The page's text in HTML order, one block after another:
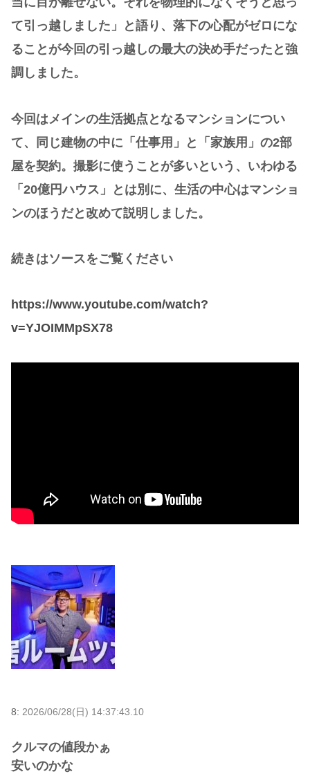
て引っ越しました」と語り、落下の心配がゼロにな
ることが今回の引っ越しの最大の決め手だったと強
調しました。
今回はメインの生活拠点となるマンションについ
て、同じ建物の中に「仕事用」と「家族用」の2部
屋を契約。撮影に使うことが多いという、いわゆる
「20億円ハウス」とは別に、生活の中心はマンショ
ンのほうだと改めて説明しました。
続きはソースをご覧ください
https://www.youtube.com/watch?
v=YJOIMMpSX78
8: 2026/06/28(日) 14:37:43.10
クルマの値段かぁ
安いのかな